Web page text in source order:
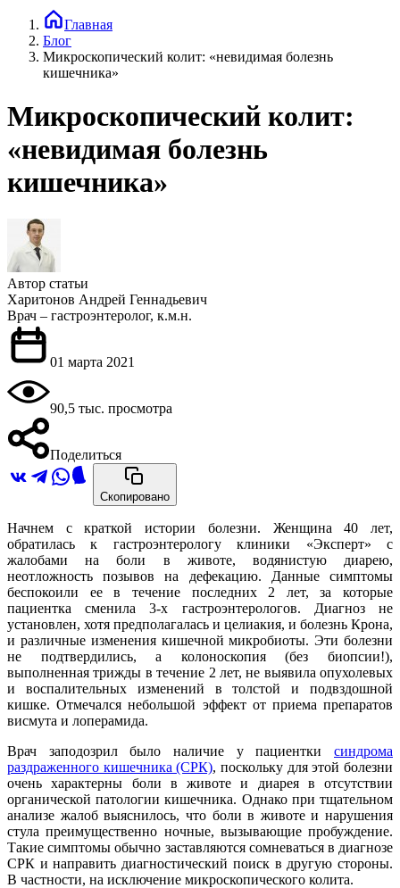
Главная
Блог
Микроскопический колит: «невидимая болезнь
кишечника»
Микроскопический колит:
«невидимая болезнь
кишечника»
Автор статьи
Харитонов Андрей Геннадьевич
Врач – гастроэнтеролог, к.м.н.
01 марта 2021
90,5 тыс. просмотра
Поделиться
Скопировано
Начнем с краткой истории болезни. Женщина 40 лет,
обратилась к гастроэнтерологу клиники «Эксперт» с
жалобами на боли в животе, водянистую диарею,
неотложность позывов на дефекацию. Данные симптомы
беспокоили ее в течение последних 2 лет, за которые
пациентка сменила 3-х гастроэнтерологов. Диагноз не
установлен, хотя предполагалась и целиакия, и болезнь Крона,
и различные изменения кишечной микробиоты. Эти болезни
не подтвердились, а колоноскопия (без биопсии!),
выполненная трижды в течение 2 лет, не выявила опухолевых
и воспалительных изменений в толстой и подвздошной
кишке. Отмечался небольшой эффект от приема препаратов
висмута и лоперамида.
Врач заподозрил было наличие у пациентки синдрома
раздраженного кишечника (СРК), поскольку для этой болезни
очень характерны боли в животе и диарея в отсутствии
органической патологии кишечника. Однако при тщательном
анализе жалоб выяснилось, что боли в животе и нарушения
стула преимущественно ночные, вызывающие пробуждение.
Такие симптомы обычно заставляются сомневаться в диагнозе
СРК и направить диагностический поиск в другую стороны.
В частности, на исключение микроскопического колита.